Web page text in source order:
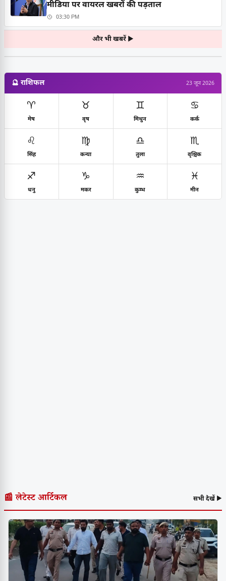
मीडिया पर वायरल खबरों की पड़ताल
03:30 PM
और भी खबरें ▶
🔮 राशिफल 23 जून 2026
♈
मेष
♉
वृष
♊
मिथुन
♋
कर्क
♌
सिंह
♍
कन्या
♎
तुला
♏
वृश्चिक
♐
धनु
♑
मकर
♒
कुम्भ
♓
मीन
📰 लेटेस्ट आर्टिकल सभी देखें ▶